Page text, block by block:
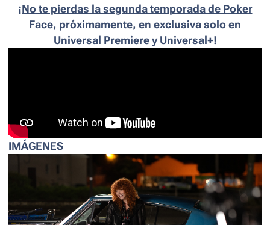
¡No te pierdas la segunda temporada de Poker
Face, próximamente, en exclusiva solo en
Universal Premiere y Universal+!
IMÁGENES